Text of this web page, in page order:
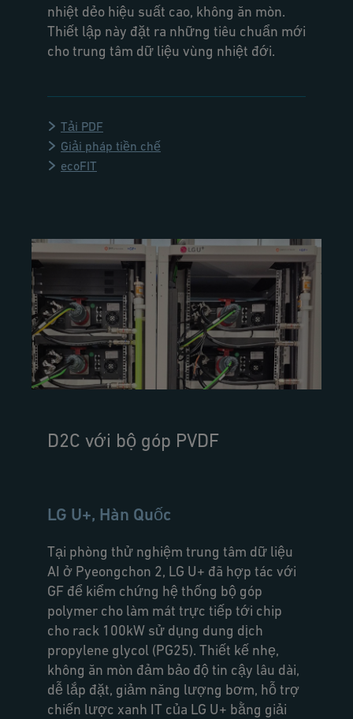
nhiệt dẻo hiệu suất cao, không ăn mòn.
Thiết lập này đặt ra những tiêu chuẩn mới
cho trung tâm dữ liệu vùng nhiệt đới.
Tải PDF
Giải pháp tiền chế
ecoFIT
D2C với bộ góp PVDF
LG U+, Hàn Quốc
Tại phòng thử nghiệm trung tâm dữ liệu
AI ở Pyeongchon 2, LG U+ đã hợp tác với
GF để kiểm chứng hệ thống bộ góp
polymer cho làm mát trực tiếp tới chip
cho rack 100kW sử dụng dung dịch
propylene glycol (PG25). Thiết kế nhẹ,
không ăn mòn đảm bảo độ tin cậy lâu dài,
dễ lắp đặt, giảm năng lượng bơm, hỗ trợ
chiến lược xanh IT của LG U+ bằng giải